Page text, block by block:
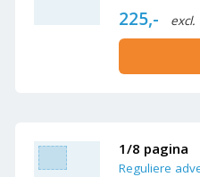
225,- excl.
1/8 pagina
Reguliere